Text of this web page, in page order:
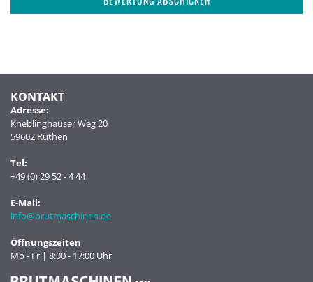
KONTAKT
Adresse:
Kneblinghauser Weg 20
59602 Rüthen
Tel:
+49 (0) 29 52 - 4 44
E-Mail:
info@brutmaschinen.de
Öffnungszeiten
Mo - Fr | 8:00 - 17:00 Uhr